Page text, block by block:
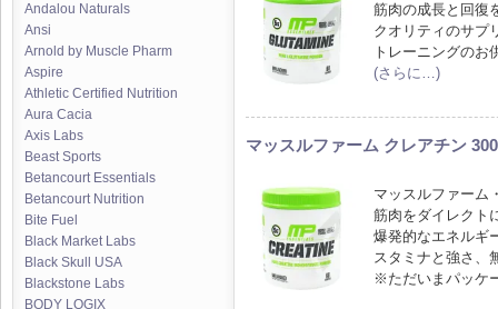
Andalou Naturals
Ansi
Arnold by Muscle Pharm
Aspire
Athletic Certified Nutrition
Aura Cacia
Axis Labs
Beast Sports
Betancourt Essentials
Betancourt Nutrition
Bite Fuel
Black Market Labs
Black Skull USA
Blackstone Labs
BODY LOGIX
筋肉の成長と回復
クオリティのサプ
トレーニングのお
(さらに…)
マッスルファーム クレアチン
マッスルファーム
筋肉をダイレクト
爆発的なエネルギ
スタミナと強さ、
※ただいまパッケ